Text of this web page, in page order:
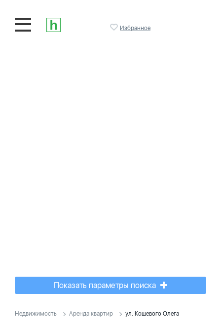
Избранное
Показать параметры поиска
Недвижимость Аренда квартир ул. Кошевого Олега